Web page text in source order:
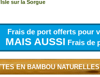
sur la Sorgue
Frais de port offerts pour
MAIS AUSSI Frais de
EN BAMBOU NATURELLES